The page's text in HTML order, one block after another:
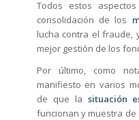
Todos estos
consolidación de los
lucha contra el fraude,
mejor gestión de los
Por último, como
manifiesto en varios
de que la situación
funcionan y muestra